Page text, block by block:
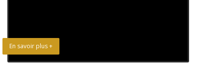
En savoir plus +